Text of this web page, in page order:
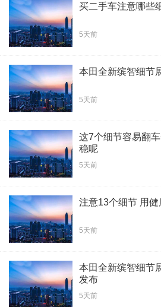
买二手车注意哪些
5天前
本田全新缤智细节
5天前
这7个细节容易翻
稳呢
5天前
注意13个细节 用
5天前
本田全新缤智细节
发布
5天前